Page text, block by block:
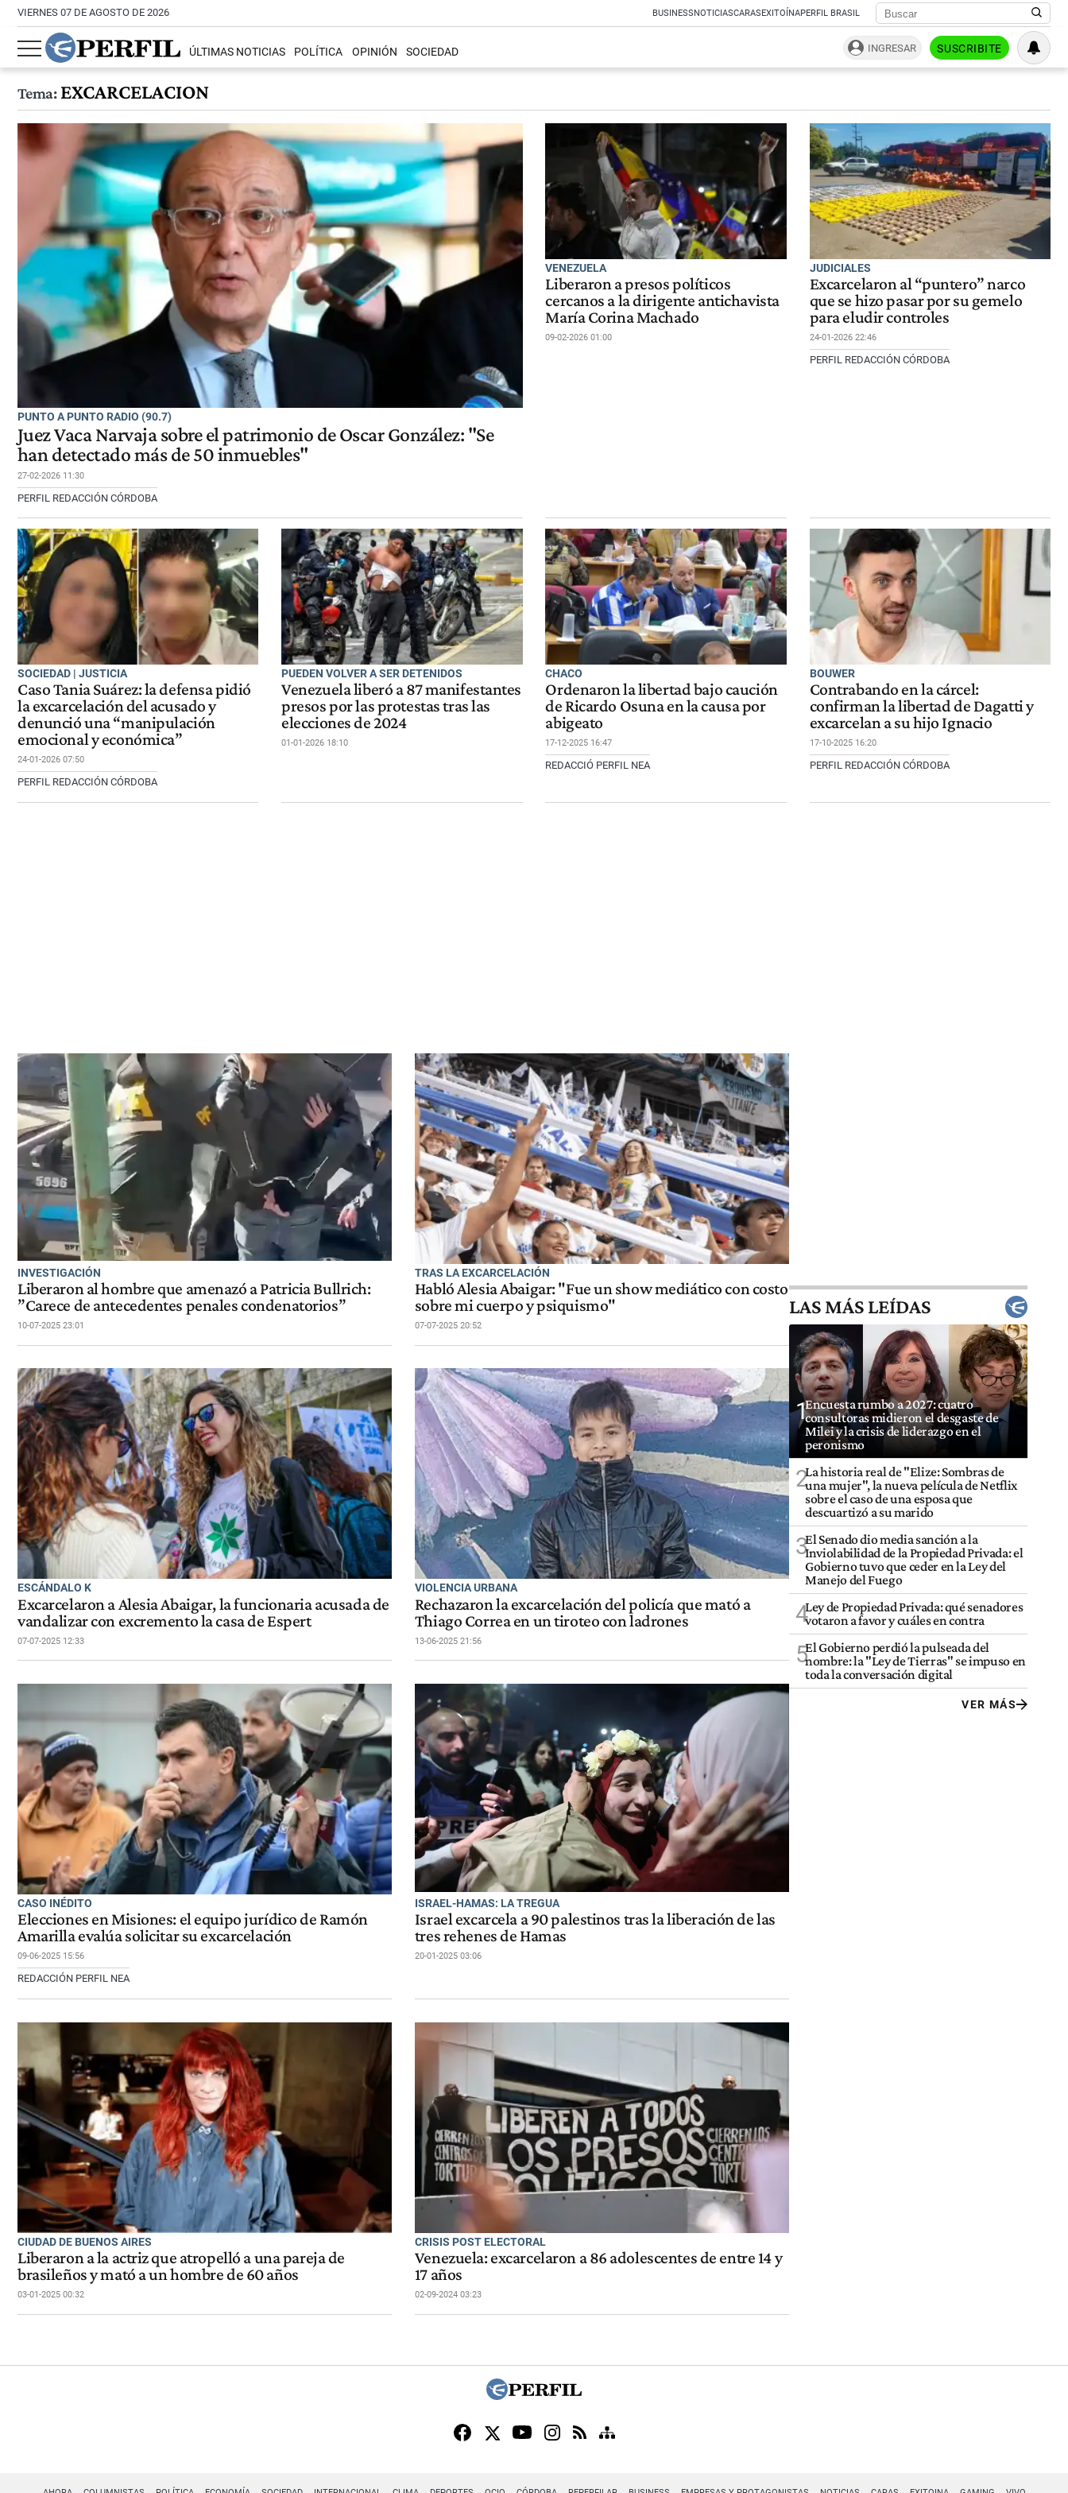
VIERNES 07 DE AGOSTO DE 2026 BUSINESSNOTICIASCARASEXITOÍNAPERFIL BRASIL
ÚLTIMAS NOTICIAS POLÍTICA OPINIÓN SOCIEDAD INGRESAR SUSCRIBITE
Tema:EXCARCELACION
PUNTO A PUNTO RADIO (90.7)
Juez Vaca Narvaja sobre el patrimonio de Oscar González: "Se
han detectado más de 50 inmuebles"
27-02-2026 11:30
PERFIL REDACCIÓN CÓRDOBA
VENEZUELA
Liberaron a presos políticos
cercanos a la dirigente antichavista
María Corina Machado
09-02-2026 01:00
JUDICIALES
Excarcelaron al “puntero” narco
que se hizo pasar por su gemelo
para eludir controles
24-01-2026 22:46
PERFIL REDACCIÓN CÓRDOBA
SOCIEDAD | JUSTICIA
Caso Tania Suárez: la defensa pidió
la excarcelación del acusado y
denunció una “manipulación
emocional y económica”
24-01-2026 07:50
PERFIL REDACCIÓN CÓRDOBA
PUEDEN VOLVER A SER DETENIDOS
Venezuela liberó a 87 manifestantes
presos por las protestas tras las
elecciones de 2024
01-01-2026 18:10
CHACO
Ordenaron la libertad bajo caución
de Ricardo Osuna en la causa por
abigeato
17-12-2025 16:47
REDACCIÓ PERFIL NEA
BOUWER
Contrabando en la cárcel:
confirman la libertad de Dagatti y
excarcelan a su hijo Ignacio
17-10-2025 16:20
PERFIL REDACCIÓN CÓRDOBA
INVESTIGACIÓN
Liberaron al hombre que amenazó a Patricia Bullrich:
”Carece de antecedentes penales condenatorios”
10-07-2025 23:01
TRAS LA EXCARCELACIÓN
Habló Alesia Abaigar: "Fue un show mediático con costo
sobre mi cuerpo y psiquismo"
07-07-2025 20:52
ESCÁNDALO K
Excarcelaron a Alesia Abaigar, la funcionaria acusada de
vandalizar con excremento la casa de Espert
07-07-2025 12:33
VIOLENCIA URBANA
Rechazaron la excarcelación del policía que mató a
Thiago Correa en un tiroteo con ladrones
13-06-2025 21:56
CASO INÉDITO
Elecciones en Misiones: el equipo jurídico de Ramón
Amarilla evalúa solicitar su excarcelación
09-06-2025 15:56
REDACCIÓN PERFIL NEA
ISRAEL-HAMAS: LA TREGUA
Israel excarcela a 90 palestinos tras la liberación de las
tres rehenes de Hamas
20-01-2025 03:06
CIUDAD DE BUENOS AIRES
Liberaron a la actriz que atropelló a una pareja de
brasileños y mató a un hombre de 60 años
03-01-2025 00:32
CRISIS POST ELECTORAL
Venezuela: excarcelaron a 86 adolescentes de entre 14 y
17 años
02-09-2024 03:23
LAS MÁS LEÍDAS
1Encuesta rumbo a 2027: cuatro
consultoras midieron el desgaste de
Milei y la crisis de liderazgo en el
peronismo
2La historia real de "Elize: Sombras de
una mujer", la nueva película de Netflix
sobre el caso de una esposa que
descuartizó a su marido
3El Senado dio media sanción a la
Inviolabilidad de la Propiedad Privada: el
Gobierno tuvo que ceder en la Ley del
Manejo del Fuego
4Ley de Propiedad Privada: qué senadores
votaron a favor y cuáles en contra
5El Gobierno perdió la pulseada del
nombre: la "Ley de Tierras" se impuso en
toda la conversación digital
VER MÁS